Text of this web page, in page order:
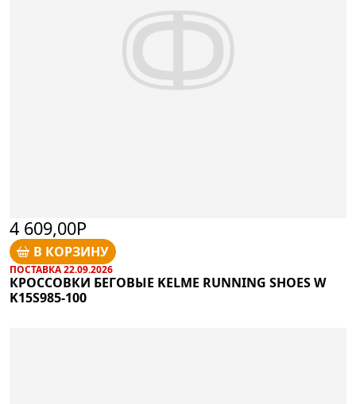
4 609,00Р
В КОРЗИНУ
ПОСТАВКА 22.09.2026
КРОССОВКИ БЕГОВЫЕ KELME RUNNING SHOES W
K15S985-100